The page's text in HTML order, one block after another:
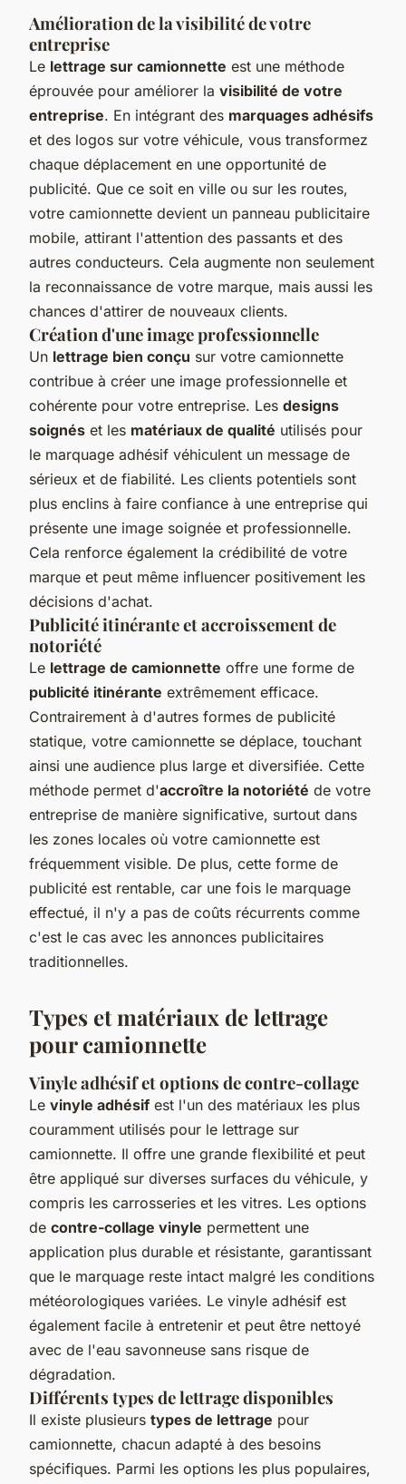
Amélioration de la visibilité de votre
entreprise
Le lettrage sur camionnette est une méthode
éprouvée pour améliorer la visibilité de votre
entreprise. En intégrant des marquages adhésifs
et des logos sur votre véhicule, vous transformez
chaque déplacement en une opportunité de
publicité. Que ce soit en ville ou sur les routes,
votre camionnette devient un panneau publicitaire
mobile, attirant l'attention des passants et des
autres conducteurs. Cela augmente non seulement
la reconnaissance de votre marque, mais aussi les
chances d'attirer de nouveaux clients.
Création d'une image professionnelle
Un lettrage bien conçu sur votre camionnette
contribue à créer une image professionnelle et
cohérente pour votre entreprise. Les designs
soignés et les matériaux de qualité utilisés pour
le marquage adhésif véhiculent un message de
sérieux et de fiabilité. Les clients potentiels sont
plus enclins à faire confiance à une entreprise qui
présente une image soignée et professionnelle.
Cela renforce également la crédibilité de votre
marque et peut même influencer positivement les
décisions d'achat.
Publicité itinérante et accroissement de
notoriété
Le lettrage de camionnette offre une forme de
publicité itinérante extrêmement efficace.
Contrairement à d'autres formes de publicité
statique, votre camionnette se déplace, touchant
ainsi une audience plus large et diversifiée. Cette
méthode permet d'accroître la notoriété de votre
entreprise de manière significative, surtout dans
les zones locales où votre camionnette est
fréquemment visible. De plus, cette forme de
publicité est rentable, car une fois le marquage
effectué, il n'y a pas de coûts récurrents comme
c'est le cas avec les annonces publicitaires
traditionnelles.
Types et matériaux de lettrage
pour camionnette
Vinyle adhésif et options de contre-collage
Le vinyle adhésif est l'un des matériaux les plus
couramment utilisés pour le lettrage sur
camionnette. Il offre une grande flexibilité et peut
être appliqué sur diverses surfaces du véhicule, y
compris les carrosseries et les vitres. Les options
de contre-collage vinyle permettent une
application plus durable et résistante, garantissant
que le marquage reste intact malgré les conditions
météorologiques variées. Le vinyle adhésif est
également facile à entretenir et peut être nettoyé
avec de l'eau savonneuse sans risque de
dégradation.
Différents types de lettrage disponibles
Il existe plusieurs types de lettrage pour
camionnette, chacun adapté à des besoins
spécifiques. Parmi les options les plus populaires,